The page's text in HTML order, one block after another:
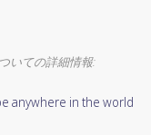
いての詳細情報:
anywhere in the world